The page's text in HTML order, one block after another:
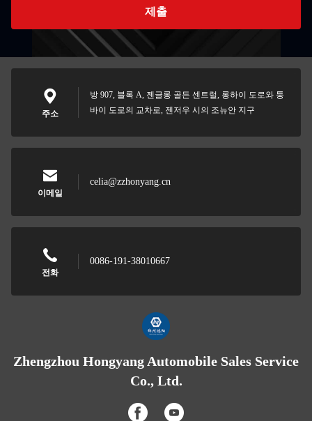
제출
주소
방 907, 블록 A, 젠글롱 골든 센트럴, 롱하이 도로와 퉁
바이 도로의 교차로, 젠저우 시의 조뉴안 지구
이메일
celia@zzhonyang.cn
전화
0086-191-38010667
Zhengzhou Hongyang Automobile Sales Service
Co., Ltd.